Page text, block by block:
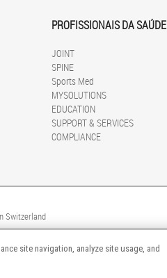
PROFISSIONAIS DA SAÚDE
JOINT
SPINE
Sports Med
MYSOLUTIONS
EDUCATION
SUPPORT & SERVICES
COMPLIANCE
Switzerland
site navigation, analyze site usage, and